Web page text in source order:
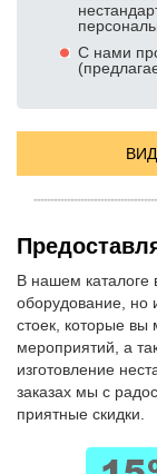
УСЛУГИ
Оформление
Оформление
Оформление
Оформление
Оформление
Декор и
УДОБНЫЕ
Аренда для
Аренда
Аренда стендов
Аренда стоек
С нами
В нашем каталоге
оборудование, но
стоек, которые
мероприятий, а
изготовление
заказах мы с
приятные скидки.